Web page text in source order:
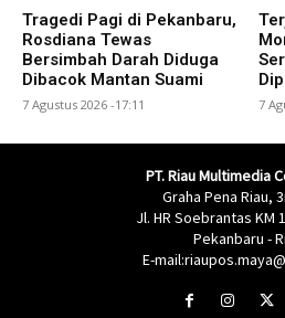
Tragedi Pagi di Pekanbaru,
Rosdiana Tewas
Bersimbah Darah Diduga
Dibacok Mantan Suami
7 Agustus 2026 -17:11 7
PT. Riau Multimedia
Graha Pena Riau,
Jl. HR Soebrantas KM
Pekanbaru -
E-